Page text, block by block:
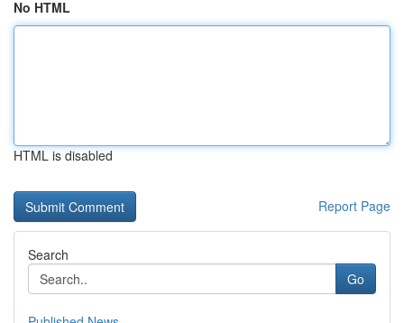
No HTML
HTML is disabled
Report Page
Search
Go